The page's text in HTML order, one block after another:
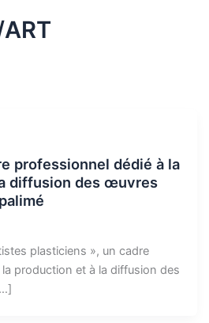
professionnel dédié à la
diffusion des œuvres
plasticiens », un cadre
production et à la diffusion des